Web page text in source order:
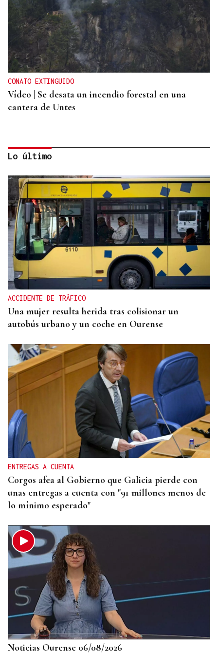
CONATO EXTINGUIDO
Vídeo | Se desata un incendio forestal en una
cantera de Untes
ENTREVISTA
Jorge Vázquez: "Nuestro objetivo a 2028 es crecer
creando valor para el accionista y para el equipo
que lo hace posible"
Lo último
ACCIDENTE DE TRÁFICO
Una mujer resulta herida tras colisionar un
autobús urbano y un coche en Ourense
ENTREGAS A CUENTA
Corgos afea al Gobierno que Galicia pierde con
unas entregas a cuenta con "91 millones menos de
lo mínimo esperado"
Noticias Ourense 06/08/2026